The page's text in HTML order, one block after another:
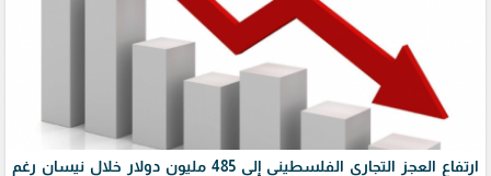
ارتفاع العجز التجاري الفلسطيني إلى 485 مليون دولار خلال نيسان رغم